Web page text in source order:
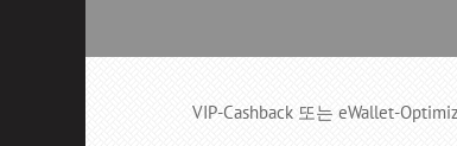
VIP-Cashback 또는 eWallet-